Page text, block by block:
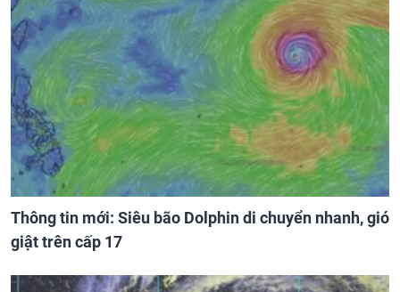
Thông tin mới: Siêu bão Dolphin di chuyển nhanh, gió
giật trên cấp 17